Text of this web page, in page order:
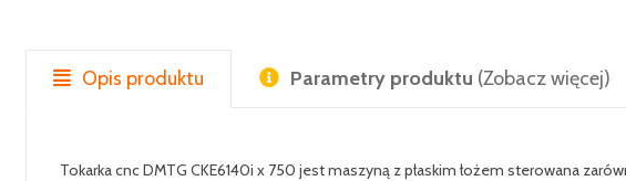
Opis produktu Parametry produktu (Zobacz więcej)
Tokarka cnc DMTG CKE6140i x 750 jest maszyną z płaskim łożem sterowana